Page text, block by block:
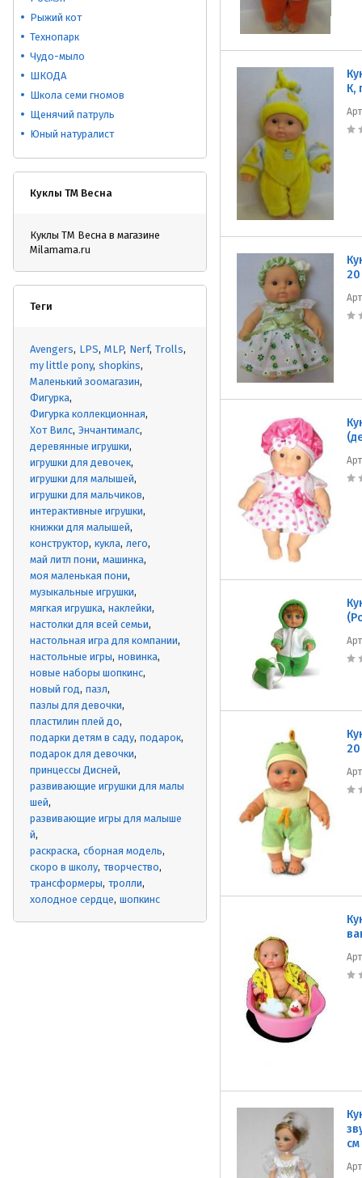
Рыжий кот
Технопарк
Чудо-мыло
ШКОДА
Школа семи гномов
Щенячий патруль
Юный натуралист
Куклы ТМ Весна
Куклы ТМ Весна в магазине
Milamama.ru
Теги
Avengers LPS MLP Nerf Trolls
my little pony shopkins
Маленький зоомагазин
Фигурка
Фигурка коллекционная
Хот Вилс Энчантималс
деревянные игрушки
игрушки для девочек
игрушки для малышей
игрушки для мальчиков
интерактивные игрушки
книжки для малышей
конструктор кукла лего
май литл пони машинка
моя маленькая пони
музыкальные игрушки
мягкая игрушка наклейки
настолки для всей семьи
настольная игра для компании
настольные игры новинка
новые наборы шопкинс
новый год пазл
пазлы для девочки
пластилин плей до
подарки детям в саду подарок
подарок для девочки
принцессы Дисней
развивающие игрушки для малы
шей
развивающие игры для малыше
й
раскраска сборная модель
скоро в школу творчество
трансформеры тролли
холодное сердце шопкинс
К,